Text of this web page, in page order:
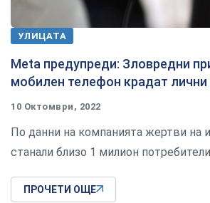
УЛИЦАТА
Meta предупреди: Зловредни
мобилен телефон крадат лични
10 Октомври, 2022
По данни на компанията жертви на
станали близо 1 милион потребители
ПРОЧЕТИ ОЩЕ